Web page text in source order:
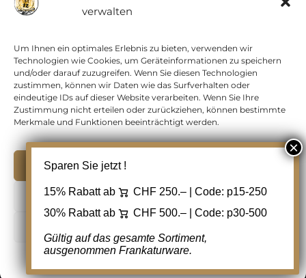
verwalten
Um Ihnen ein optimales Erlebnis zu bieten, verwenden wir
Technologien wie Cookies, um Geräteinformationen zu speichern
und/oder darauf zuzugreifen. Wenn Sie diesen Technologien
zustimmen, können wir Daten wie das Surfverhalten oder
eindeutige IDs auf dieser Website verarbeiten. Wenn Sie Ihre
Zustimmung nicht erteilen oder zurückziehen, können bestimmte
Merkmale und Funktionen beeinträchtigt werden.
Ablehnen
Vereinte Nationen
Vorphilatelie
Zensurbelege Österreich
Zensurbelege Schweiz
Copyright 2012 - 2024 URAY GmbH | All Rights
Reserved |
PCI Data Security Standards |
Facebook
Sparen Sie jetzt !
15% Rabatt ab CHF 250.– | Code: p15-250
30% Rabatt ab
CHF 500.– | Code: p30-500
Gültig auf das gesamte Sortiment,
ausgenommen Frankaturware.